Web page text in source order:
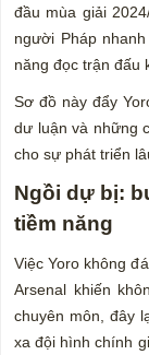
đầu mùa giải
người Pháp
năng đọc trận đấu
Sơ đồ này đẩy
dư luận và những
cho sự phát triển
Ngồi dự bị:
tiềm năng
Việc Yoro không
Arsenal khiến
chuyên môn, đây
xa đội hình chính